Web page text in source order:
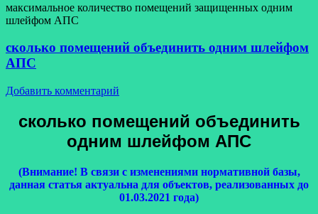
максимальное количество помещений защищенных одним
шлейфом АПС
сколько помещений объединить одним шлейфом
АПС
Добавить комментарий
сколько помещений объединить
одним шлейфом АПС
(Внимание! В связи с изменениями нормативной базы,
данная статья актуальна для объектов, реализованных до
01.03.2021 года)